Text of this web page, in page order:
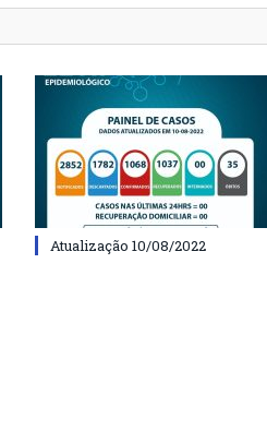
Atualização 10/08/2022